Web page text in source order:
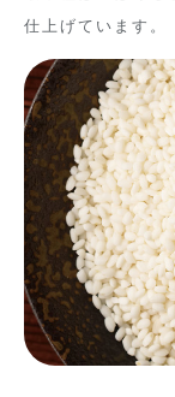
仕上げています。